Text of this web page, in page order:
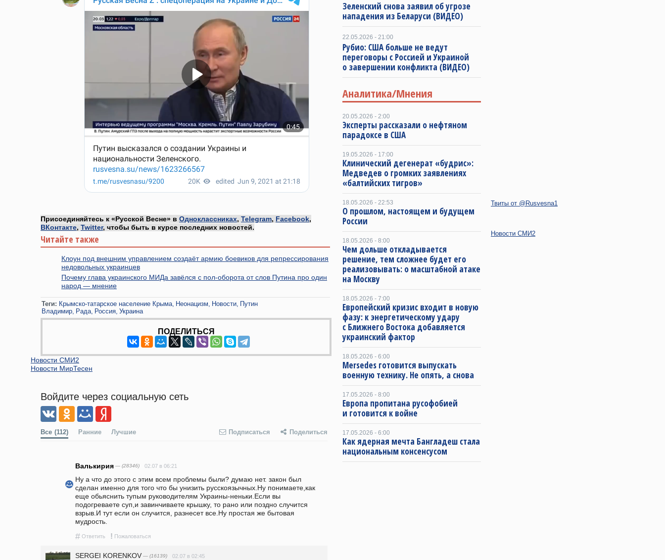
Присоединяйтесь к «Русской Весне» в Одноклассниках, Telegram, Facebook,
ВКонтакте, Twitter, чтобы быть в курсе последних новостей.
Читайте также
Клоун под внешним управлением создаёт армию боевиков для репрессирования
недовольных украинцев
Почему глава украинского МИДа завёлся с пол-оборота от слов Путина про один
народ — мнение
Теги: Крымско-татарское население Крыма Неонацизм Новости Путин
Владимир Рада Россия Украина
ПОДЕЛИТЬСЯ
Новости СМИ2
Новости МирТесен
Войдите через социальную сеть
Все (112) Ранние Лучшие Подписаться Поделиться
Валькирия — (28346) 02.07 в 06:21
Ну а что до этого с этим всем проблемы были? думаю нет. закон был
сделан именно для того что бы унизить русскоязычных.Ну понимаете,как
еще обьяснить тупым руководителям Украины-неньки.Если вы
подогреваете суп,и завинчиваете крышку, то рано или поздно случится
взрыв.И тут если он случится, разнесет все.Ну простая же бытовая
мудрость.
# Ответить ! Пожаловаться
SERGEI KORENKOV — (16139) 02.07 в 02:45
Зеленский снова заявил об угрозе
нападения из Беларуси (ВИДЕО)
22.05.2026 - 21:00
Рубио: США больше не ведут
переговоры с Россией и Украиной
о завершении конфликта (ВИДЕО)
Аналитика/Мнения
20.05.2026 - 2:00
Эксперты рассказали о нефтяном
парадоксе в США
19.05.2026 - 17:00
Клинический дегенерат «будрис»:
Медведев о громких заявлениях
«балтийских тигров»
18.05.2026 - 22:53
О прошлом, настоящем и будущем
России
18.05.2026 - 8:00
Чем дольше откладывается
решение, тем сложнее будет его
реализовывать: о масштабной атаке
на Москву
18.05.2026 - 7:00
Европейский кризис входит в новую
фазу: к энергетическому удару
с Ближнего Востока добавляется
украинский фактор
18.05.2026 - 6:00
Mersedes готовится выпускать
военную технику. Не опять, а снова
17.05.2026 - 8:00
Европа пропитана русофобией
и готовится к войне
17.05.2026 - 6:00
Как ядерная мечта Бангладеш стала
национальным консенсусом
Твиты от @Rusvesna1
Новости СМИ2